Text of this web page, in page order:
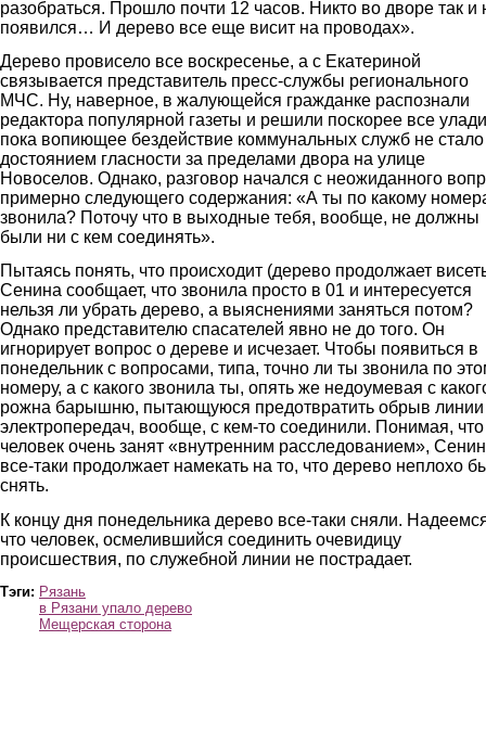
разобраться. Прошло почти 12 часов. Никто во дворе так и
появился… И дерево все еще висит на проводах».
Дерево провисело все воскресенье, а с Екатериной
связывается представитель пресс-службы регионального
МЧС. Ну, наверное, в жалующейся гражданке распознали
редактора популярной газеты и решили поскорее все
пока вопиющее бездействие коммунальных служб не стало
достоянием гласности за пределами двора на улице
Новоселов. Однако, разговор начался с неожиданного
примерно следующего содержания: «А ты по какому
звонила? Поточу что в выходные тебя, вообще, не должны
были ни с кем соединять».
Пытаясь понять, что происходит (дерево продолжает
Сенина сообщает, что звонила просто в 01 и интересуется
нельзя ли убрать дерево, а выяснениями заняться потом?
Однако представителю спасателей явно не до того. Он
игнорирует вопрос о дереве и исчезает. Чтобы появиться в
понедельник с вопросами, типа, точно ли ты звонила по
номеру, а с какого звонила ты, опять же недоумевая с
рожна барышню, пытающуюся предотвратить обрыв линии
электропередач, вообще, с кем-то соединили. Понимая, что
человек очень занят «внутренним расследованием»,
все-таки продолжает намекать на то, что дерево неплохо
снять.
К концу дня понедельника дерево все-таки сняли.
что человек, осмелившийся соединить очевидицу
происшествия, по служебной линии не пострадает.
Тэги: Рязань
в Рязани упало дерево
Мещерская сторона